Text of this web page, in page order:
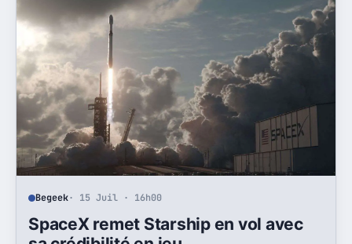
Begeek· 15 Juil · 16h00
SpaceX remet Starship en vol avec